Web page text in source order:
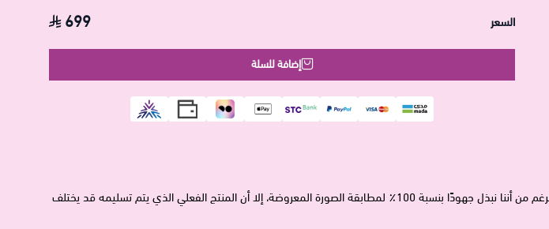
السعر 699
إضافة للسلة
الصورة المعروضة هي صور إرشادية فقط على الرغم من أننا نبذل جهودًا بنسبة 100٪ لمطابقة الصورة المعروضة، إلا أن المنتج الفعلي الذي يتم تسليمه قد يختلف